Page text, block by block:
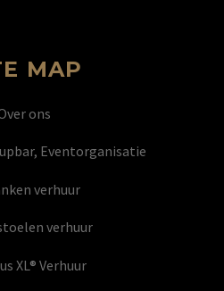
MAP
ons
Eventorganisatie
verhuur
verhuur
XL® Verhuur